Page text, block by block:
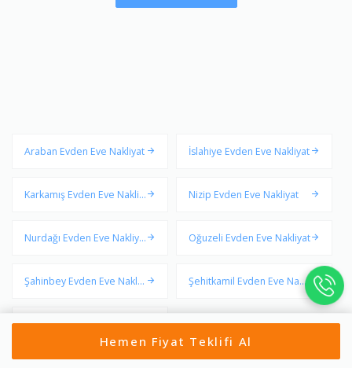
Araban Evden Eve Nakliyat İslahiye Evden Eve Nakliyat
Karkamış Evden Eve Nakliy
Nizip Evden Eve Nakliyat
Nurdağı Evden Eve Nakliya
Oğuzeli Evden Eve Nakliyat
Şahinbey Evden Eve Nakliy
Şehitkamil Evden Eve Nakli
Yavuzeli Evden Eve Nakliya
Hemen Fiyat Teklifi Al